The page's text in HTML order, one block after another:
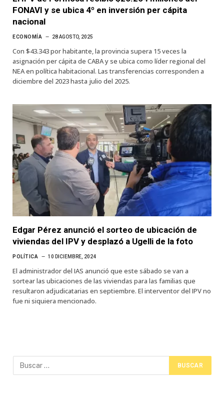
FONAVI y se ubica 4º en inversión per cápita
nacional
ECONOMÍA 28 AGOSTO, 2025
Con $43.343 por habitante, la provincia supera 15 veces la
asignación per cápita de CABA y se ubica como líder regional del
NEA en política habitacional. Las transferencias corresponden a
diciembre del 2023 hasta julio del 2025.
Edgar Pérez anunció el sorteo de ubicación de
viviendas del IPV y desplazó a Ugelli de la foto
POLÍTICA 10 DICIEMBRE, 2024
El administrador del IAS anunció que este sábado se van a
sortear las ubicaciones de las viviendas para las familias que
resultaron adjudicatarias en septiembre. El interventor del IPV no
fue ni siquiera mencionado.